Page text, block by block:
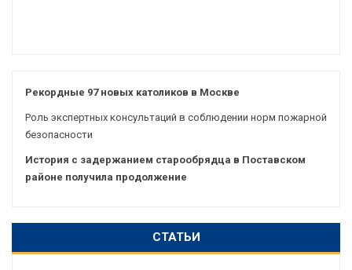
Рекордные 97 новых католиков в Москве
Роль экспертных консультаций в соблюдении норм пожарной
безопасности
История с задержанием старообрядца в Поставском
районе получила продолжение
СТАТЬИ